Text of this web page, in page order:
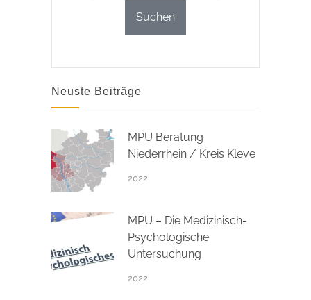
Neuste Beiträge
MPU Beratung
Niederrhein / Kreis Kleve
2022
MPU – Die Medizinisch-
Psychologische
Untersuchung
2022